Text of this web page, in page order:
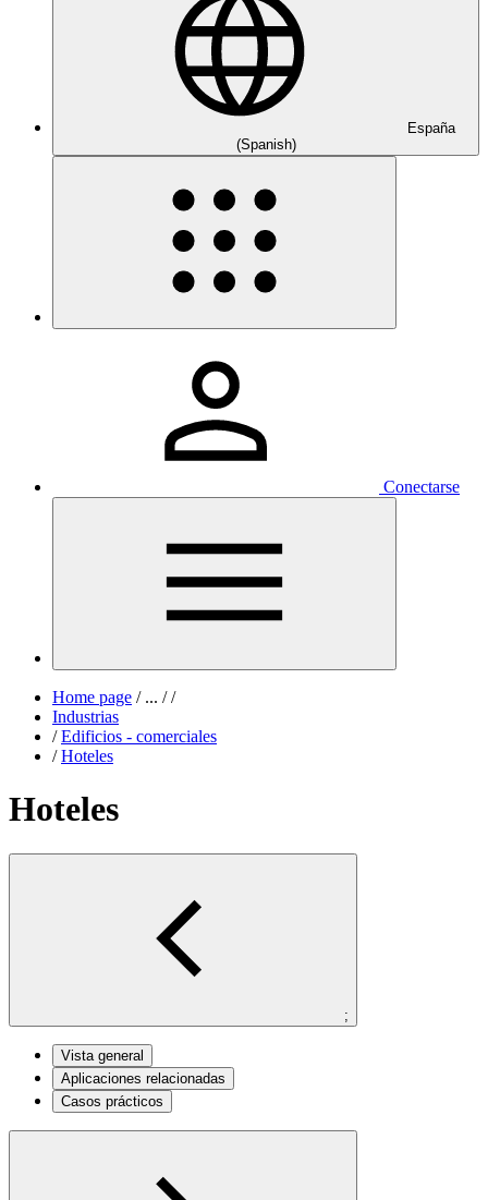
España
(Spanish)
Conectarse
Home page /... / /
Industrias
/ Edificios - comerciales
/ Hoteles
Hoteles
;
Vista general
Aplicaciones relacionadas
Casos prácticos